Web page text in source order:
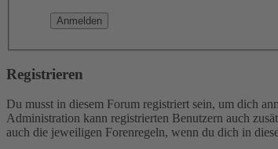
Registrieren
Du musst in diesem Forum registriert sein, um dich
Administration kann registrierten Benutzern auch
auch die jeweiligen Forenregeln, wenn du dich in